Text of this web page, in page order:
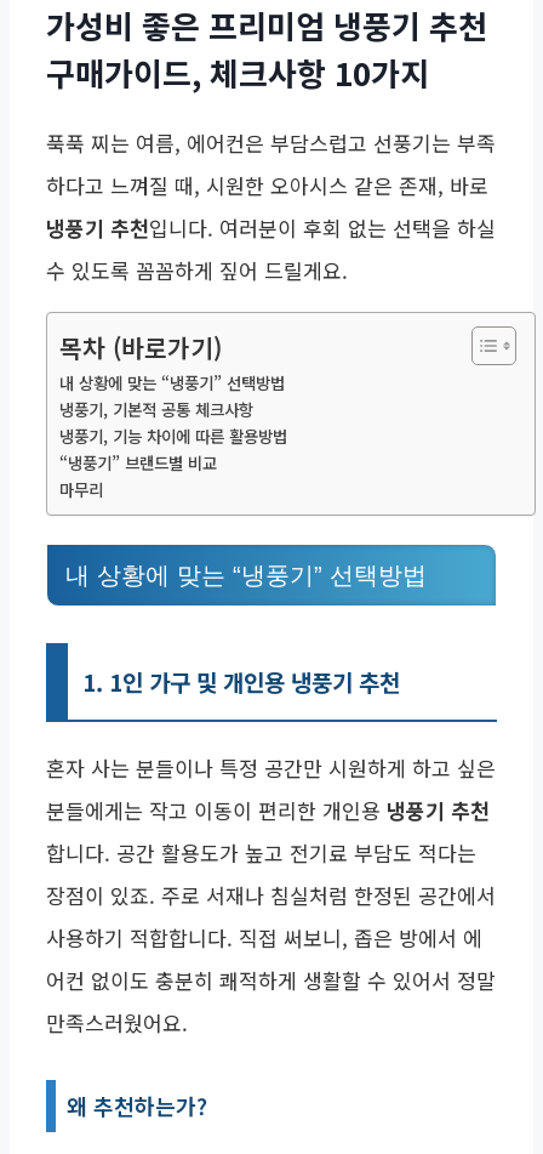
가성비 좋은 프리미엄 냉풍기 추천
구매가이드, 체크사항 10가지
푹푹 찌는 여름, 에어컨은 부담스럽고 선풍기는 부족
하다고 느껴질 때, 시원한 오아시스 같은 존재, 바로
냉풍기 추천입니다. 여러분이 후회 없는 선택을 하실
수 있도록 꼼꼼하게 짚어 드릴게요.
목차 (바로가기)
내 상황에 맞는 “냉풍기” 선택방법
냉풍기, 기본적 공통 체크사항
냉풍기, 기능 차이에 따른 활용방법
“냉풍기” 브랜드별 비교
마무리
내 상황에 맞는 “냉풍기” 선택방법
1. 1인 가구 및 개인용 냉풍기 추천
혼자 사는 분들이나 특정 공간만 시원하게 하고 싶은
분들에게는 작고 이동이 편리한 개인용 냉풍기 추천
합니다. 공간 활용도가 높고 전기료 부담도 적다는
장점이 있죠. 주로 서재나 침실처럼 한정된 공간에서
사용하기 적합합니다. 직접 써보니, 좁은 방에서 에
어컨 없이도 충분히 쾌적하게 생활할 수 있어서 정말
만족스러웠어요.
왜 추천하는가?